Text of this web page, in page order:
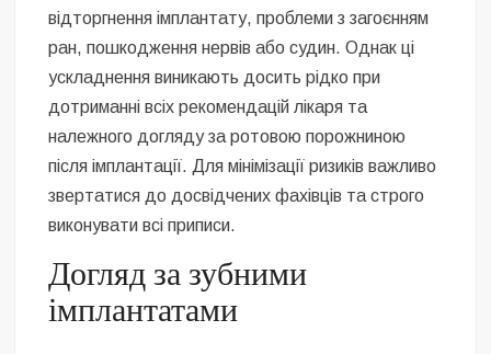
відторгнення імплантату, проблеми з загоєнням
ран, пошкодження нервів або судин. Однак ці
ускладнення виникають досить рідко при
дотриманні всіх рекомендацій лікаря та
належного догляду за ротовою порожниною
після імплантації. Для мінімізації ризиків важливо
звертатися до досвідчених фахівців та строго
виконувати всі приписи.
Догляд за зубними
імплантатами